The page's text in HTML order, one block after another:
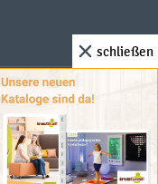
Versandkostenund ggf.
angegeben.
and the SPIKE logo are
©2026 The LEGO Group
schließen